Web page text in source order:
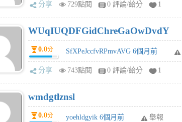
分享 729點閱 0 評論/給分 1
WUqIUQDFGidChreGaOwDvdY
0.0分 SfXPeJccfvRPmvAVG 6個月前
分享 743點閱 0 評論/給分 1
wmdgtlznsl
0.0分 yoehldgyik 6個月前 舉報